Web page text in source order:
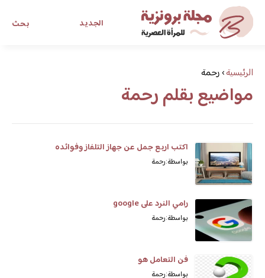
بحث الجديد
مجلة برونزية للفتاة العصرية
ابحث عن أي موضوع يهمك
الرئيسية›رحمة
مواضيع بقلم رحمة
اكتب اربع جمل عن جهاز التلفاز وفوائده
بواسطة: رحمة
رامي النرد على google
بواسطة: رحمة
فن التعامل هو
بواسطة: رحمة